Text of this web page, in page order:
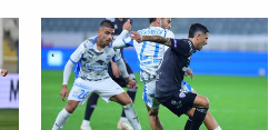
ΠΟΔΟΣΦΑΙΡΟ